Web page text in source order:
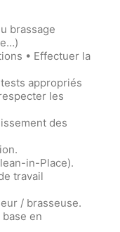
brassage
• Effectuer la
appropriés
les
des
in-Place).
travail
/ brasseuse.
en